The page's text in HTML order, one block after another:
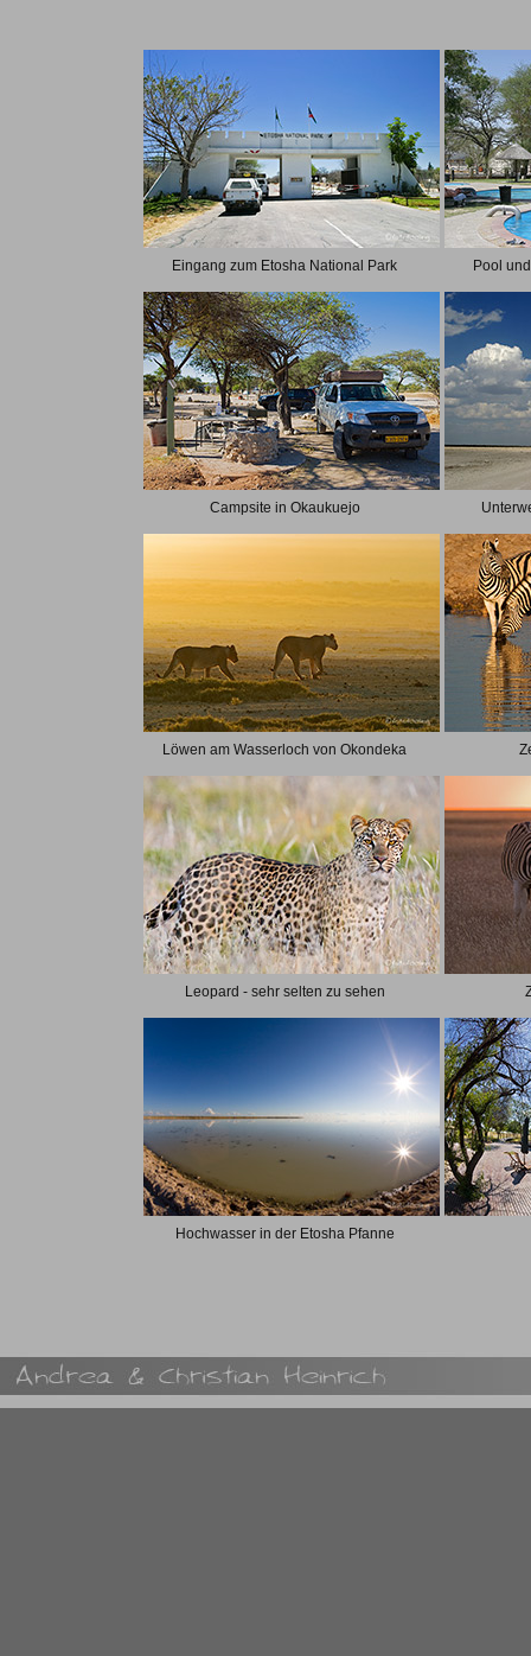
Eingang zum Etosha National Park Pool
Campsite in Okaukuejo
Löwen am Wasserloch von Okondeka
Leopard - sehr selten zu sehen
Hochwasser in der Etosha Pfanne